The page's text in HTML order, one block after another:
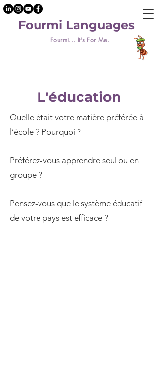
Fourmi... It's For Me.
Fourmi Languages
L'éducation
Quelle était votre matière préférée à
l’école ? Pourquoi ?
Préférez-vous apprendre seul ou en
groupe ?
Pensez-vous que le système éducatif
de votre pays est efficace ?